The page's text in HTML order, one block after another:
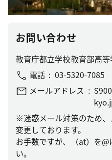
お問い合わせ
教育庁都立学校教育部高
電話
03-5320-7085
メールアドレス
※迷惑メール対策のため
変更しております。
お手数ですが、（at）を
い。